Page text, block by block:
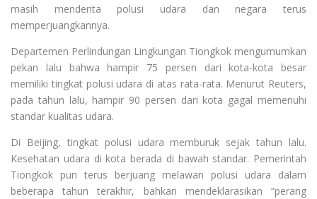
masih menderita polusi udara dan negara terus
memperjuangkannya.
Departemen Perlindungan Lingkungan Tiongkok mengumumkan
pekan lalu bahwa hampir 75 persen dari kota-kota besar
memiliki tingkat polusi udara di atas rata-rata. Menurut Reuters,
pada tahun lalu, hampir 90 persen dari kota gagal memenuhi
standar kualitas udara.
Di Beijing, tingkat polusi udara memburuk sejak tahun lalu.
Kesehatan udara di kota berada di bawah standar. Pemerintah
Tiongkok pun terus berjuang melawan polusi udara dalam
beberapa tahun terakhir, bahkan mendeklarasikan “perang